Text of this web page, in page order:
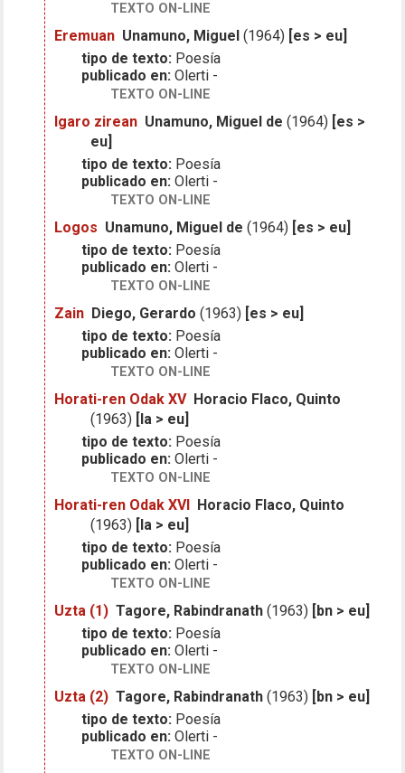
TEXTO ON-LINE
Eremuan Unamuno, Miguel (1964) [es > eu]
tipo de texto: Poesía
publicado en: Olerti -
TEXTO ON-LINE
Igaro zirean Unamuno, Miguel de (1964) [es >
eu]
tipo de texto: Poesía
publicado en: Olerti -
TEXTO ON-LINE
Logos Unamuno, Miguel de (1964) [es > eu]
tipo de texto: Poesía
publicado en: Olerti -
TEXTO ON-LINE
Zain Diego, Gerardo (1963) [es > eu]
tipo de texto: Poesía
publicado en: Olerti -
TEXTO ON-LINE
Horati-ren Odak XV Horacio Flaco, Quinto
(1963)
[la > eu]
tipo de texto: Poesía
publicado en: Olerti -
TEXTO ON-LINE
Horati-ren Odak XVI
Horacio Flaco, Quinto
(1963)
[la > eu]
tipo de texto: Poesía
publicado en: Olerti -
TEXTO ON-LINE
Uzta (1) Tagore, Rabindranath (1963)
[bn > eu]
tipo de texto: Poesía
publicado en: Olerti -
TEXTO ON-LINE
Uzta (2) Tagore, Rabindranath (1963)
[bn > eu]
tipo de texto: Poesía
publicado en: Olerti -
TEXTO ON-LINE